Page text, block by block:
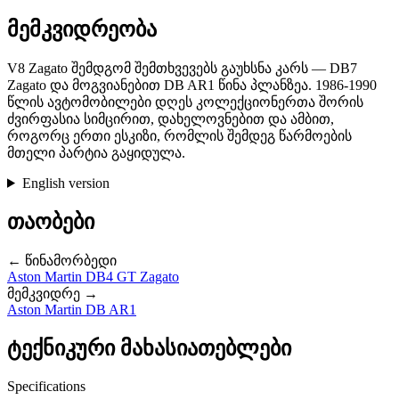
მემკვიდრეობა
V8 Zagato შემდგომ შემთხვევებს გაუხსნა კარს — DB7
Zagato და მოგვიანებით DB AR1 წინა პლანზეა. 1986-1990
წლის ავტომობილები დღეს კოლექციონერთა შორის
ძვირფასია სიმცირით, დახელოვნებით და ამბით,
როგორც ერთი ესკიზი, რომლის შემდეგ წარმოების
მთელი პარტია გაყიდულა.
English version
თაობები
← წინამორბედი
Aston Martin DB4 GT Zagato
მემკვიდრე →
Aston Martin DB AR1
ტექნიკური მახასიათებლები
Specifications